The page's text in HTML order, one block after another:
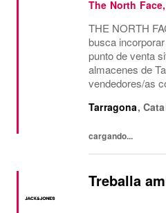
The North
THE NORTH
busca
punto de venta
almacenes de
vendedores/as
de objetivos
Tarragona,
cargando...
Treballa